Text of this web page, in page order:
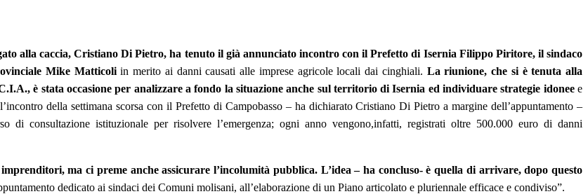
alla caccia, Cristiano Di Pietro, ha tenuto il già annunciato incontro con il Prefetto di Isernia Filippo Piritore, il sindaco
Mike Matticoliin merito ai danni causati alle imprese agricole locali dai cinghiali. La riunione, che si è tenuta alla
è stata occasione per analizzare a fondo la situazione anche sul territorio di Isernia ed individuare strategie idonee e
della settimana scorsa con il Prefetto di Campobasso – ha dichiarato Cristiano Di Pietro a margine dell’appuntamento –
di consultazione istituzionale per risolvere l’emergenza; ogni anno vengono,infatti, registrati oltre 500.000 euro di danni
ma ci preme anche assicurare l’incolumità pubblica. L’idea – ha concluso- è quella di arrivare, dopo questo
dedicato ai sindaci dei Comuni molisani, all’elaborazione di un Piano articolato e pluriennale efficace e condiviso”.